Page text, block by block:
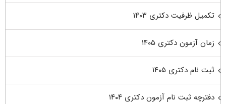
تکمیل ظرفیت دکتری ۱۴۰۳
زمان آزمون دکتری ۱۴۰۵
ثبت نام دکتری ۱۴۰۵
دفترچه ثبت نام آزمون دکتری ۱۴۰۴